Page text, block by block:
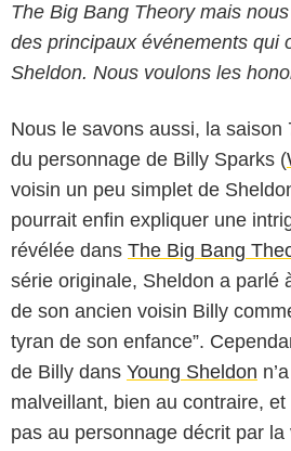
The Big Bang Theory mais
des principaux événements qui
Sheldon. Nous voulons les
Nous le savons aussi, la saison
du personnage de Billy Sparks (
voisin un peu simplet de
pourrait enfin expliquer une
révélée dans The Big Bang
série originale, Sheldon a parlé
de son ancien voisin Billy
tyran de son enfance”.
de Billy dans Young Sheldon
malveillant, bien au contraire,
pas au personnage décrit par